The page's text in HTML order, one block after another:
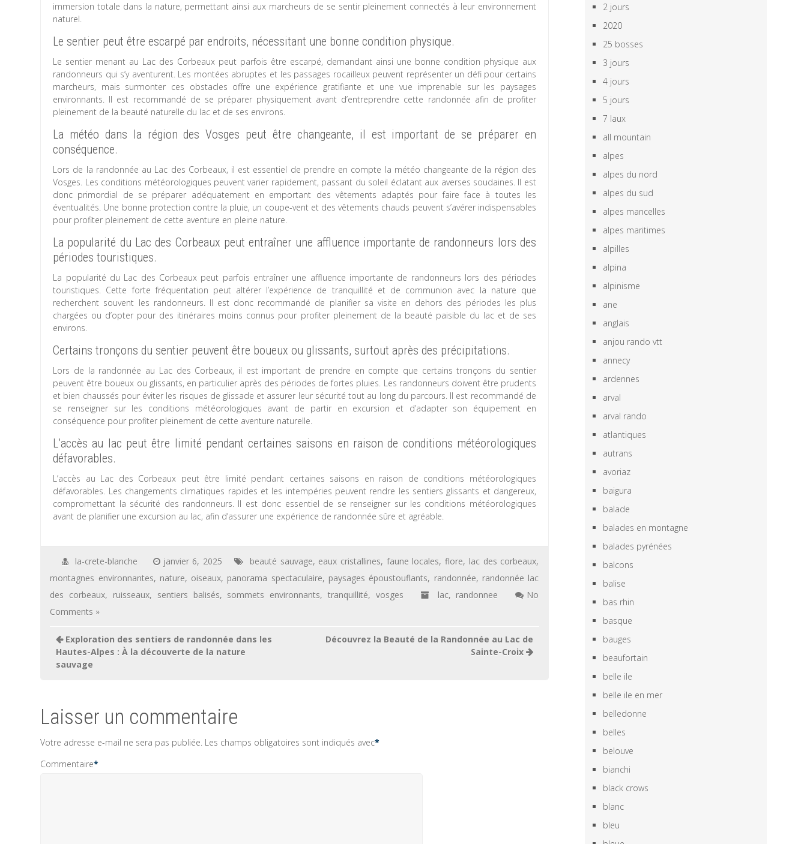
immersion totale dans la nature, permettant ainsi aux marcheurs de se sentir pleinement connectés à leur environnement
naturel.
Le sentier peut être escarpé par endroits, nécessitant une bonne condition physique.
Le sentier menant au Lac des Corbeaux peut parfois être escarpé, demandant ainsi une bonne condition physique aux
randonneurs qui s’y aventurent. Les montées abruptes et les passages rocailleux peuvent représenter un défi pour certains
marcheurs, mais surmonter ces obstacles offre une expérience gratifiante et une vue imprenable sur les paysages
environnants. Il est recommandé de se préparer physiquement avant d’entreprendre cette randonnée afin de profiter
pleinement de la beauté naturelle du lac et de ses environs.
La météo dans la région des Vosges peut être changeante, il est important de se préparer en
conséquence.
Lors de la randonnée au Lac des Corbeaux, il est essentiel de prendre en compte la météo changeante de la région des
Vosges. Les conditions météorologiques peuvent varier rapidement, passant du soleil éclatant aux averses soudaines. Il est
donc primordial de se préparer adéquatement en emportant des vêtements adaptés pour faire face à toutes les
éventualités. Une bonne protection contre la pluie, un coupe-vent et des vêtements chauds peuvent s’avérer indispensables
pour profiter pleinement de cette aventure en pleine nature.
La popularité du Lac des Corbeaux peut entraîner une affluence importante de randonneurs lors des
périodes touristiques.
La popularité du Lac des Corbeaux peut parfois entraîner une affluence importante de randonneurs lors des périodes
touristiques. Cette forte fréquentation peut altérer l’expérience de tranquillité et de communion avec la nature que
recherchent souvent les randonneurs. Il est donc recommandé de planifier sa visite en dehors des périodes les plus
chargées ou d’opter pour des itinéraires moins connus pour profiter pleinement de la beauté paisible du lac et de ses
environs.
Certains tronçons du sentier peuvent être boueux ou glissants, surtout après des précipitations.
Lors de la randonnée au Lac des Corbeaux, il est important de prendre en compte que certains tronçons du sentier
peuvent être boueux ou glissants, en particulier après des périodes de fortes pluies. Les randonneurs doivent être prudents
et bien chaussés pour éviter les risques de glissade et assurer leur sécurité tout au long du parcours. Il est recommandé de
se renseigner sur les conditions météorologiques avant de partir en excursion et d’adapter son équipement en
conséquence pour profiter pleinement de cette aventure naturelle.
L’accès au lac peut être limité pendant certaines saisons en raison de conditions météorologiques
défavorables.
L’accès au Lac des Corbeaux peut être limité pendant certaines saisons en raison de conditions météorologiques
défavorables. Les changements climatiques rapides et les intempéries peuvent rendre les sentiers glissants et dangereux,
compromettant la sécurité des randonneurs. Il est donc essentiel de se renseigner sur les conditions météorologiques
avant de planifier une excursion au lac, afin d’assurer une expérience de randonnée sûre et agréable.
la-crete-blanche janvier 6, 2025 beauté sauvage, eaux cristallines, faune locales,flore, lac des corbeaux,
montagnes environnantes, nature, oiseaux, panorama spectaculaire, paysages époustouflants, randonnée, randonnée lac
des corbeaux, ruisseaux, sentiers balisés, sommets environnants,tranquillité, vosges lac, randonnee
No
Comments »
Navigation
de
l’article
Exploration des sentiers de randonnée dans les
Hautes-Alpes : À la découverte de la nature
sauvage
Découvrez la Beauté de la Randonnée au Lac de
Sainte-Croix
Laisser un commentaire
Votre adresse e-mail ne sera pas publiée. Les champs obligatoires sont indiqués avec*
Commentaire*
2 jours
2020
25 bosses
3 jours
4 jours
5 jours
7 laux
all mountain
alpes
alpes du nord
alpes du sud
alpes mancelles
alpes maritimes
alpilles
alpina
alpinisme
ane
anglais
anjou rando vtt
annecy
ardennes
arval
arval rando
atlantiques
autrans
avoriaz
baigura
balade
balades en montagne
balades pyrénées
balcons
balise
bas rhin
basque
bauges
beaufortain
belle ile
belle ile en mer
belledonne
belles
belouve
bianchi
black crows
blanc
bleu